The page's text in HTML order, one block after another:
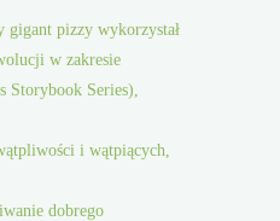
gigant pizzy wykorzystał
w zakresie
Storybook Series),
i wątpiących,
dobrego